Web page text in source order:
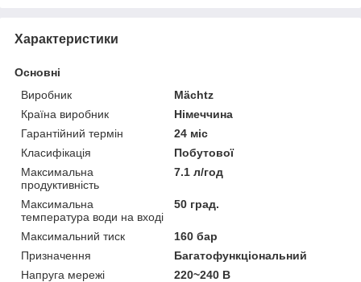
Характеристики
Основні
Виробник
Mächtz
Країна виробник
Німеччина
Гарантійний термін
24 міс
Класифікація
Побутової
Максимальна
продуктивність
7.1 л/год
Максимальна
температура води на вході
50 град.
Максимальний тиск
160 бар
Призначення
Багатофункціональний
Напруга мережі
220~240 В